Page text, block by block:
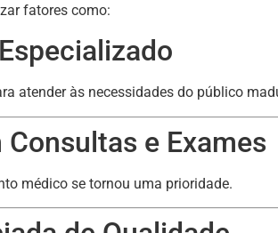
fatores como:
atender às necessidades do público
e Exames
médico se tornou uma prioridade.